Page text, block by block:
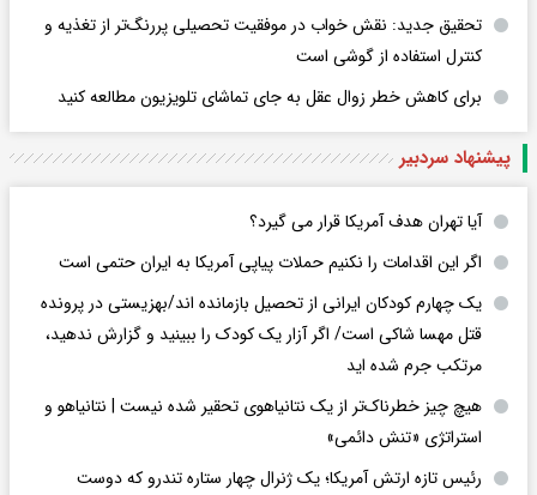
تحقیق جدید: نقش خواب در موفقیت تحصیلی پررنگ‌تر از تغذیه و
کنترل استفاده از گوشی است
برای کاهش خطر زوال عقل به جای تماشای تلویزیون مطالعه کنید
پیشنهاد سردبیر
آیا تهران هدف آمریکا قرار می گیرد؟
اگر این اقدامات را نکنیم حملات پیاپی آمریکا به ایران حتمی است
یک چهارم کودکان ایرانی از تحصیل بازمانده اند/بهزیستی در پرونده
قتل مهسا شاکی است/ اگر آزار یک کودک را ببینید و گزارش ندهید،
مرتکب جرم شده اید
هیچ چیز خطرناک‌تر از یک نتانیاهوی تحقیر شده نیست | نتانیاهو و
استراتژی «تنش دائمی»
رئیس تازه ارتش آمریکا؛ یک ژنرال چهار ستاره تندرو که دوست